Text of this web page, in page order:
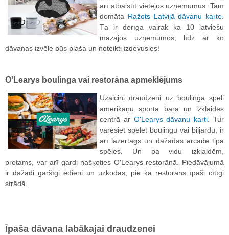
arī atbalstīt vietējos uzņēmumus. Tam
domāta Ražots Latvijā dāvanu karte.
Tā ir derīga vairāk kā 10 latviešu
mazajos uzņēmumos, līdz ar ko
dāvanas izvēle būs plaša un noteikti izdevusies!
O'Learys boulinga vai restorāna apmeklējums
Uzaicini draudzeni uz boulinga spēli
amerikāņu sporta bārā un izklaides
centrā ar O'Learys dāvanu karti. Tur
varēsiet spēlēt boulingu vai biljardu, ir
arī lāzertags un dažādas arcade tipa
spēles. Un pa vidu izklaidēm,
protams, var arī gardi našķoties O'Learys restorānā. Piedāvājumā
ir dažādi garšīgi ēdieni un uzkodas, pie kā restorāns īpaši cītīgi
strādā.
Īpaša dāvana labākajai draudzenei